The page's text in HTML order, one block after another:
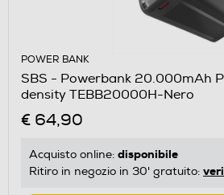
POWER BANK
SBS - Powerbank 20.000mAh
density TEBB20000H-Nero
€ 64,90
Acquisto online: disponibile
Ritiro in negozio in 30' gratuito: